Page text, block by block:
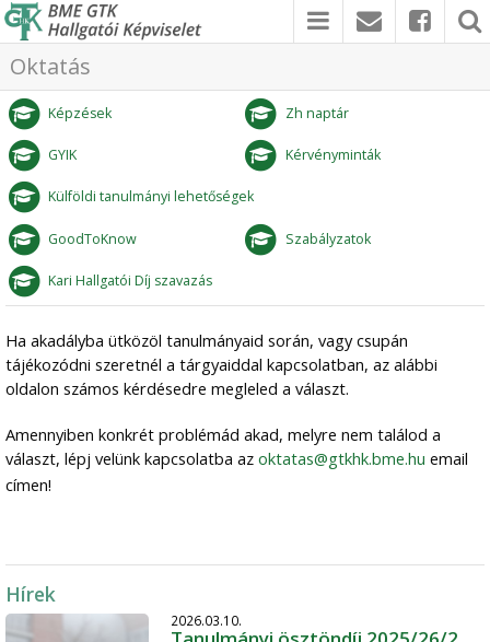
Oktatás
Képzések Zh naptár
GYIK Kérvényminták
Külföldi tanulmányi lehetőségek
GoodToKnow Szabályzatok
Kari Hallgatói Díj szavazás
Ha akadályba ütközöl tanulmányaid során, vagy csupán
tájékozódni szeretnél a tárgyaiddal kapcsolatban, az alábbi
oldalon számos kérdésedre megleled a választ.
Amennyiben konkrét problémád akad, melyre nem találod a
választ, lépj velünk kapcsolatba az oktatas@gtkhk.bme.hu email
címen!
Hírek
2026.03.10.